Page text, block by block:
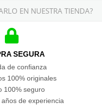
EN NUESTRA TIENDA?
SEGURA
de confianza
100% originales
100% seguro
de experiencia